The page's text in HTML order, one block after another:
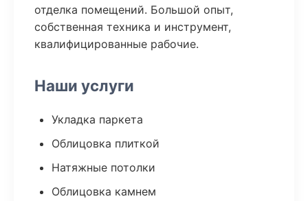
отделка помещений. Большой опыт,
собственная техника и инструмент,
квалифицированные рабочие.
Наши услуги
Укладка паркета
Облицовка плиткой
Натяжные потолки
Облицовка камнем